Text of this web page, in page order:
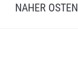
NAHER OSTEN